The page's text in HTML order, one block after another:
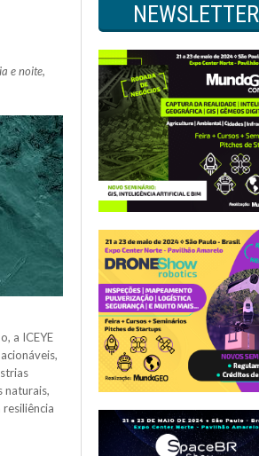
e noite,
a ICEYE
naturais,
NEWSLETTER